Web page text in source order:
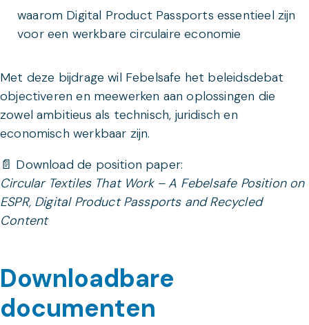
waarom Digital Product Passports essentieel zijn
voor een werkbare circulaire economie
Met deze bijdrage wil Febelsafe het beleidsdebat
objectiveren en meewerken aan oplossingen die
zowel ambitieus als technisch, juridisch en
economisch werkbaar zijn.
📄 Download de position paper:
Circular Textiles That Work – A Febelsafe Position on
ESPR, Digital Product Passports and Recycled
Content
Downloadbare
documenten